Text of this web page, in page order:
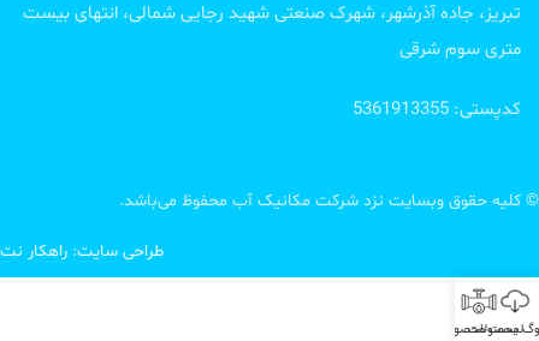
تبریز، جاده آذرشهر، شهرک صنعتی شهید رجایی شمالی، انتهای بیست
متری سوم شرقی
کدپستی: 5361913355
© کلیه حقوق وبسایت نزد شرکت مکانیک آب محفوظ می‌باشد.
طراحی سایت: راهکار نت
محصولات
لیست محصولات